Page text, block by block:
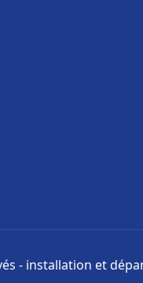
- installation et